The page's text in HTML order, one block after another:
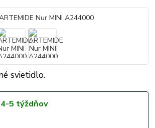
svietidlo.
4-5 týždňov